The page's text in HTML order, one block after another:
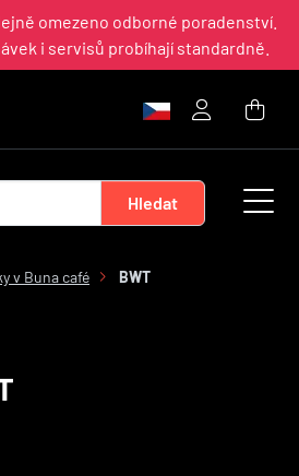
omezeno odborné poradenství.
i servisů probíhají standardně.
v Buna café BWT